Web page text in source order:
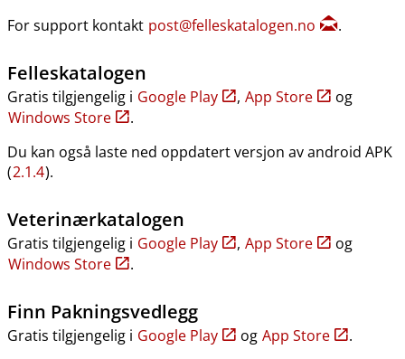
For support kontakt post@felleskatalogen.no .
Felleskatalogen
Gratis tilgjengelig i Google Play , App Store
og
Windows Store
.
Du kan også laste ned oppdatert versjon av android APK
(2.1.4).
Veterinærkatalogen
Gratis tilgjengelig i Google Play , App Store
og
Windows Store
.
Finn Pakningsvedlegg
Gratis tilgjengelig i Google Play og App Store .